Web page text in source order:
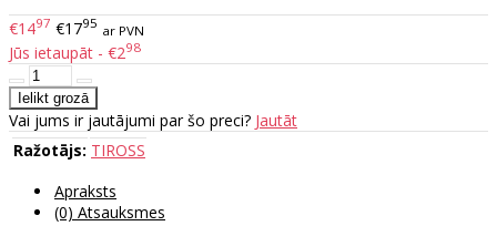
€1497 €1795 ar PVN
Jūs ietaupāt - €298
Vai jums ir jautājumi par šo preci? Jautāt
Ražotājs: TIROSS
Apraksts
(0) Atsauksmes